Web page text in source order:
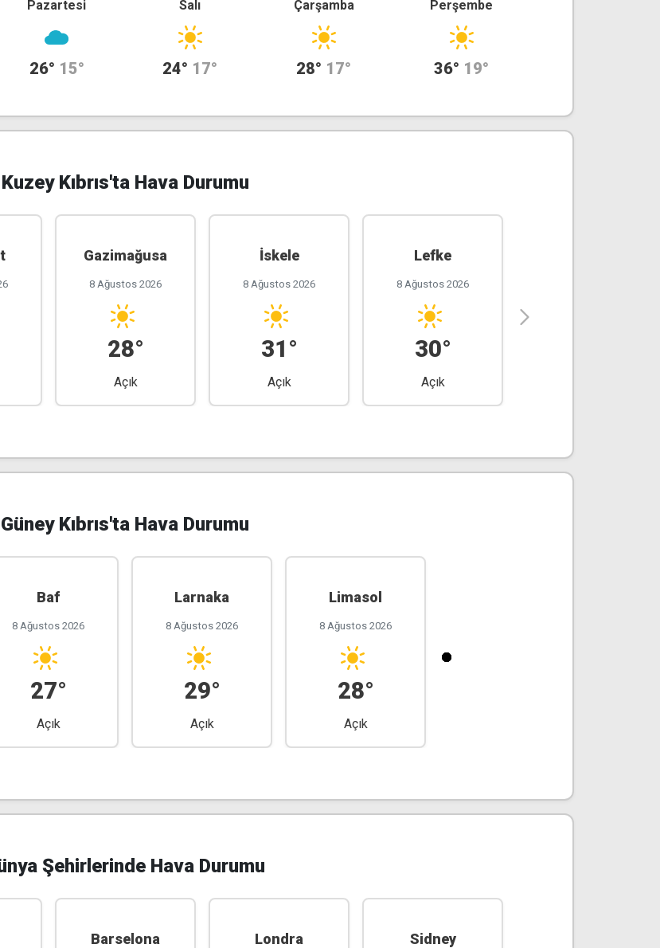
Pazartesi
26° 15°
Salı
24° 17°
Çarşamba
28° 17°
Perşembe
36° 19°
Kuzey Kıbrıs'ta Hava Durumu
Gazimağusa
8 Ağustos 2026
28°
Açık
İskele
8 Ağustos 2026
31°
Açık
Lefke
8 Ağustos 2026
30°
Açık
Güney Kıbrıs'ta Hava Durumu
Baf
8 Ağustos 2026
27°
Açık
Larnaka
8 Ağustos 2026
29°
Açık
Limasol
8 Ağustos 2026
28°
Açık
Şehirlerinde Hava Durumu
Barselona Londra Sidney